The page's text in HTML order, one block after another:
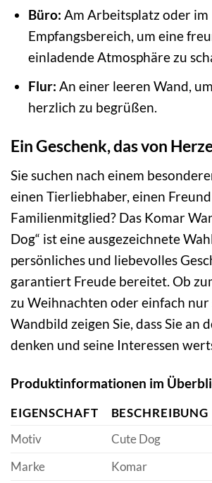
Büro: Am Arbeitsplatz oder im
Empfangsbereich, um eine
einladende Atmosphäre zu
Flur: An einer leeren Wand,
herzlich zu begrüßen.
Ein Geschenk, das von
Sie suchen nach einem
einen Tierliebhaber, einen
Familienmitglied? Das Komar
Dog“ ist eine ausgezeichnete
persönliches und liebevolles
garantiert Freude bereitet. Ob
zu Weihnachten oder einfach nur
Wandbild zeigen Sie, dass Sie an
denken und seine Interessen
Produktinformationen im
EIGENSCHAFT
BESCHREIBUNG
Motiv
Cute Dog
Marke
Komar